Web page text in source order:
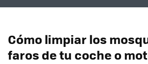
Cómo limpiar los
faros de tu coche o